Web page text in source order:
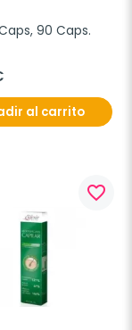
90 Caps.
al carrito
favorite_border